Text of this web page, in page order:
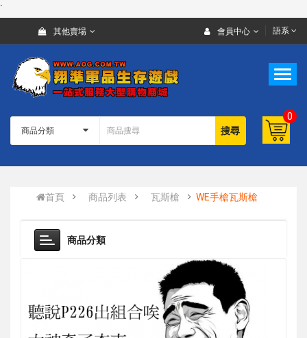
`
其他賣場 會員中心 語系
搜尋
0
首頁 商品列表 瓦斯槍 WE手槍瓦斯槍
商品分類